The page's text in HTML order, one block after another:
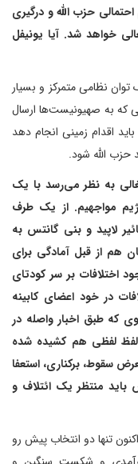
حزب الله و درگیری
خواهد شد. آیا یونیفل
نظامی متمرکز و بسیار
که به صهیونیست‌ها ارسال
اقدام زمینی انجام دهد
حزب الله شود.
به نظر می‌رسد با یک
مواجهیم. از یک طرف
لاپید و بنی گانتس به
هم از قبل آمادگی برای
اختلافات بر سر کودتای
در خود اعضای کابینه
که طبق اخبار واصله در
لفظ لفظی هم کشیده شده
سقوط، برکناری، استعفا
منتظر یک ائتلاف و
تنها دو انتخاب پیش رو